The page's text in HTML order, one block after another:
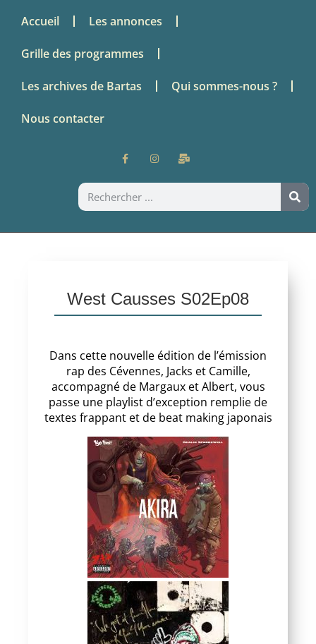
Accueil Les annonces
Grille des programmes
Les archives de Bartas Qui sommes-nous ?
Nous contacter
West Causses S02Ep08
Dans cette nouvelle édition de l’émission
rap des Cévennes, Jacks et Camille,
accompagné de Margaux et Albert, vous
passe une playlist d’exception remplie de
textes frappant et de beat making japonais